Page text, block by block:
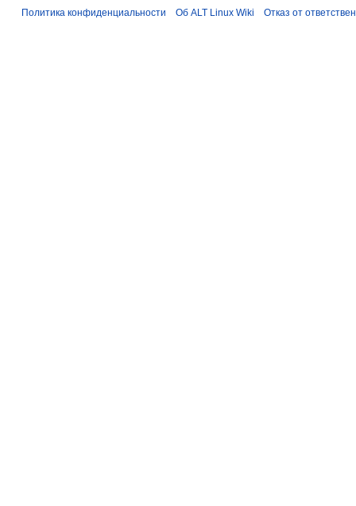
Политика конфиденциальности Об ALT Linux Wiki Отказ от